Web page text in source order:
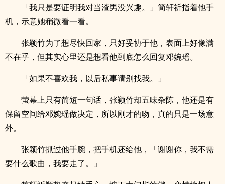
「我只是要证明我对当渣男没兴趣。」简轩祈指着他手
机，示意她稍微看一看。
张颖竹为了想尽快回家，只好妥协于他，表面上好像满
不在乎，但其实心里还是想看他到底怎么回复邓婉瑶。
「如果不喜欢我，以后私事请别找我。」
萤幕上只有简短一句话，张颖竹却五味杂陈，他还是有
保留空间给邓婉瑶做决定，所以刚才的吻，真的只是一场意
外。
张颖竹抓过他手腕，把手机还给他，「谢谢你，我不需
要什么歌曲，我要走了。」